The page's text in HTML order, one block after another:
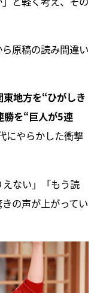
原稿の読み間違い
地方を“ひがしき
勝を“巨人が5連
にやらかした衝撃
ない」「もう読
の声が上がってい